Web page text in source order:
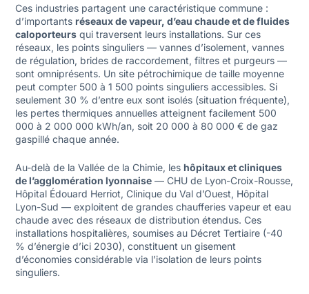
Ces industries partagent une caractéristique commune :
d’importants réseaux de vapeur, d’eau chaude et de fluides
caloporteursqui traversent leurs installations. Sur ces
réseaux, les points singuliers — vannes d’isolement, vannes
de régulation, brides de raccordement, filtres et purgeurs —
sont omniprésents. Un site pétrochimique de taille moyenne
peut compter 500 à 1 500 points singuliers accessibles. Si
seulement 30 % d’entre eux sont isolés (situation fréquente),
les pertes thermiques annuelles atteignent facilement 500
000 à 2 000 000 kWh/an, soit 20 000 à 80 000 € de gaz
gaspillé chaque année.
Au-delà de la Vallée de la Chimie, les hôpitaux et cliniques
de l’agglomération lyonnaise— CHU de Lyon-Croix-Rousse,
Hôpital Édouard Herriot, Clinique du Val d’Ouest, Hôpital
Lyon-Sud — exploitent de grandes chaufferies vapeur et eau
chaude avec des réseaux de distribution étendus. Ces
installations hospitalières, soumises au Décret Tertiaire (-40
% d’énergie d’ici 2030), constituent un gisement
d’économies considérable via l’isolation de leurs points
singuliers.